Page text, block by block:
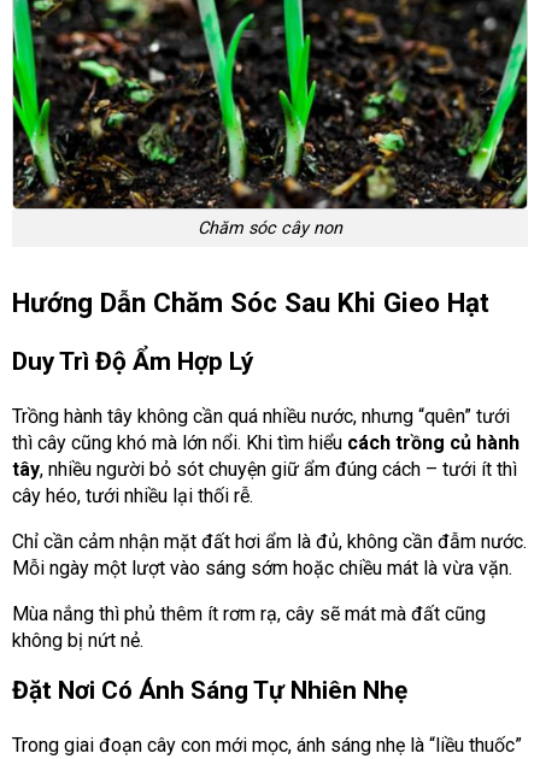
Chăm sóc cây non
Hướng Dẫn Chăm Sóc Sau Khi Gieo Hạt
Duy Trì Độ Ẩm Hợp Lý
Trồng hành tây không cần quá nhiều nước, nhưng “quên” tưới
thì cây cũng khó mà lớn nổi. Khi tìm hiểu cách trồng củ hành
tây, nhiều người bỏ sót chuyện giữ ẩm đúng cách – tưới ít thì
cây héo, tưới nhiều lại thối rễ.
Chỉ cần cảm nhận mặt đất hơi ẩm là đủ, không cần đẫm nước.
Mỗi ngày một lượt vào sáng sớm hoặc chiều mát là vừa vặn.
Mùa nắng thì phủ thêm ít rơm rạ, cây sẽ mát mà đất cũng
không bị nứt nẻ.
Đặt Nơi Có Ánh Sáng Tự Nhiên Nhẹ
Trong giai đoạn cây con mới mọc, ánh sáng nhẹ là “liều thuốc”